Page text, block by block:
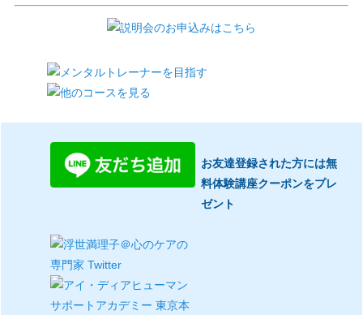
お友達登録された方には無
料体験講座クーポンをプレ
ゼント